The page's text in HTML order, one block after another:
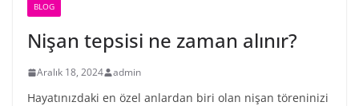
BLOG
Nişan tepsisi ne zaman alınır?
Aralık 18, 2024 admin
Hayatınızdaki en özel anlardan biri olan nişan töreninizi